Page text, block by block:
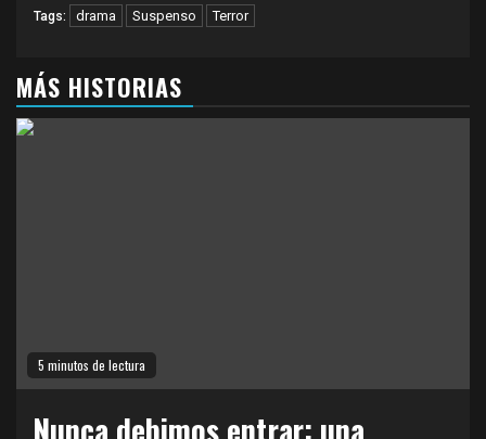
Tags: drama Suspenso Terror
MÁS HISTORIAS
5 minutos de lectura
Nunca debimos entrar: una